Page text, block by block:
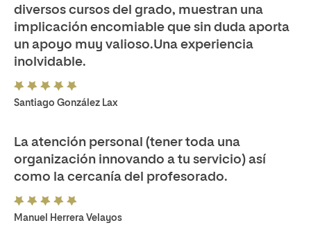
diversos cursos del grado, muestran una
implicación encomiable que sin duda aporta
un apoyo muy valioso.Una experiencia
inolvidable.
Santiago González Lax
La atención personal (tener toda una
organización innovando a tu servicio) así
como la cercanía del profesorado.
Manuel Herrera Velayos